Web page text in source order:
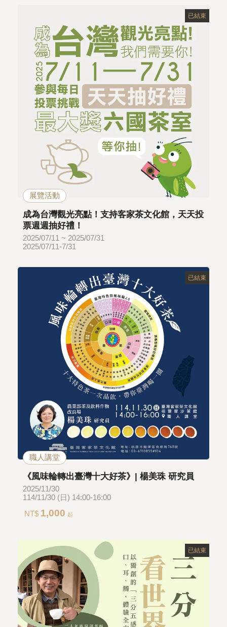
已結束
展覽活動
成為台灣觀光亮點！支持客家茶文化館，天天投
票週週抽好禮！
2025/07/11 ~ 2025/07/31
2025/07/11-7/31
已結束
職人講堂
《風味輪轉出臺灣十大好茶》| 楊美珠 研究員
2025/11/30
114/11/30 (日) 14:00-16:00
NT$ 1,000 起
已結束